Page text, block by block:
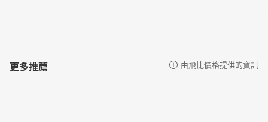
更多推薦 由飛比價格提供的資訊